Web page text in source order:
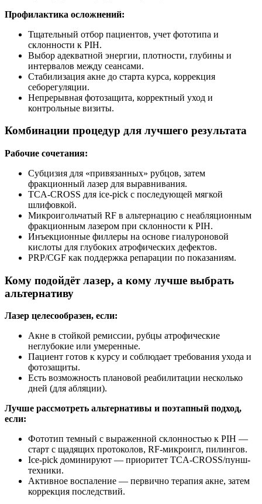
Профилактика осложнений:
Тщательный отбор пациентов, учет фототипа и
склонности к PIH.
Выбор адекватной энергии, плотности, глубины и
интервалов между сеансами.
Стабилизация акне до старта курса, коррекция
себорегуляции.
Непрерывная фотозащита, корректный уход и
контрольные визиты.
Комбинации процедур для лучшего результата
Рабочие сочетания:
Субцизия для «привязанных» рубцов, затем
фракционный лазер для выравнивания.
TCA-CROSS для ice-pick с последующей мягкой
шлифовкой.
Микроигольчатый RF в альтернацию с неабляционным
фракционным лазером при склонности к PIH.
Инъекционные филлеры на основе гиалуроновой
кислоты для глубоких атрофических дефектов.
PRP/CGF как поддержка репарации по показаниям.
Кому подойдёт лазер, а кому лучше выбрать
альтернативу
Лазер целесообразен, если:
Акне в стойкой ремиссии, рубцы атрофические
неглубокие или умеренные.
Пациент готов к курсу и соблюдает требования ухода и
фотозащиты.
Есть возможность плановой реабилитации несколько
дней (для абляции).
Лучше рассмотреть альтернативы и поэтапный подход,
если:
Фототип темный с выраженной склонностью к PIH —
старт с щадящих протоколов, RF-микроигл, пилингов.
Ice-pick доминируют — приоритет TCA-CROSS/пунш-
техники.
Активное воспаление — первично терапия акне, затем
коррекция последствий.